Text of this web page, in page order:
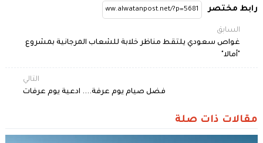
رابط مختصر
السابق
غواص سعودي يلتقط مناظر خلابة للشعاب المرجانية بمشروع
"أمالا"
التالي
فضل صيام يوم عرفة.... ادعية يوم عرفات
مقالات ذات صلة